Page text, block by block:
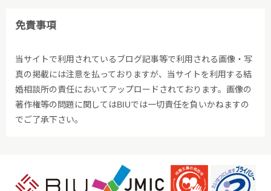
免責事項
当サイトで利用されているブログ記事等で利用される画像・写
真の掲載には注意を払っておりますが、当サイトを利用する結
婚相談所の責任においてアップロードされております。画像の
著作権等の問題に関してはBIUでは一切責任を負いかねますの
でご了承下さい。